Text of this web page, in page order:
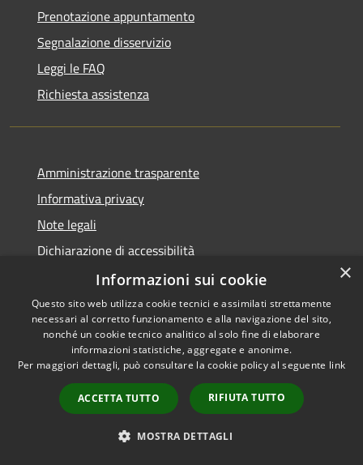
Prenotazione appuntamento
Segnalazione disservizio
Leggi le FAQ
Richiesta assistenza
Amministrazione trasparente
Informativa privacy
Note legali
Dichiarazione di accessibilità
Piano di miglioramento dei servizi
RSS
Accessibilità
Copyright © 2026 • Comune di
Municipium•
Accesso
redazione
×
Informazioni sui cookie
Questo sito web utilizza cookie tecnici e assimilati strettamente
necessari al corretto funzionamento e alla navigazione del sito,
nonché un cookie tecnico analitico al solo fine di elaborare
informazioni statistiche, aggregate e anonime.
Per maggiori dettagli, può consultare la cookie policy al seguente link
ACCETTA TUTTO RIFIUTA TUTTO
MOSTRA DETTAGLI